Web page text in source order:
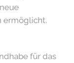
ermöglicht.
für das